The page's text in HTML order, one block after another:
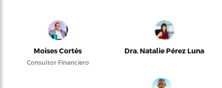
Moises Cortés
Consultor Financiero
Dra. Natalie Pérez Luna